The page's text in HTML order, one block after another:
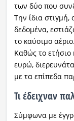
των δύο που
Την ίδια στιγμή,
δεδομένα,
το καύσιμο αέριο.
Καθώς το ετήσιο
ευρώ,
με τα επίπεδα
Τι έδειχναν
Σύμφωνα με